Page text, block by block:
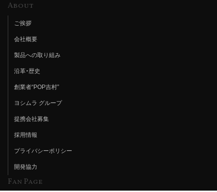
About
ご挨拶
会社概要
製品への取り組み
沿革・歴史
創業者“POP吉村”
ヨシムラ グループ
提携会社募集
採用情報
プライバシーポリシー
開発協力
Fan Page